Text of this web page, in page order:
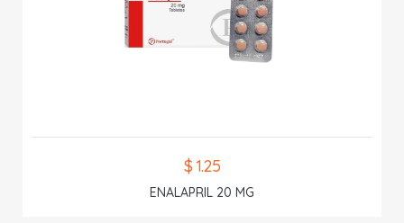
$ 1.25
ENALAPRIL 20 MG